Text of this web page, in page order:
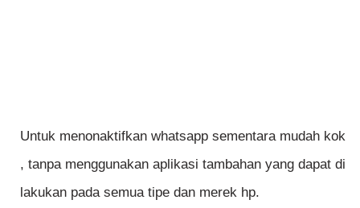
Untuk menonaktifkan whatsapp sementara mudah kok
, tanpa menggunakan aplikasi tambahan yang dapat di
lakukan pada semua tipe dan merek hp.